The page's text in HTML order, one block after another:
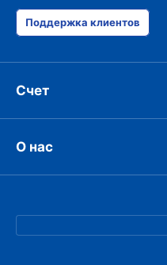
Поддержка клиентов
Счет
О нас